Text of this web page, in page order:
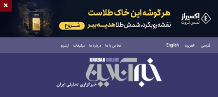
فارسی العربية English تماس با ما درباره ما تبلیغات آرشیو
شنبه ۱۷ مرداد ۱۴۰۵
×